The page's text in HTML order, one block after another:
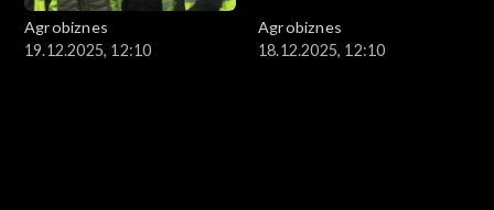
Agrobiznes
19.12.2025, 12:10
Agrobiznes
18.12.2025, 12:10